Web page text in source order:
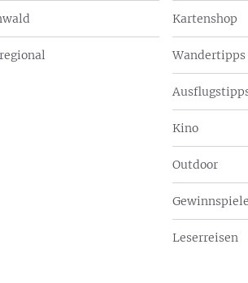
Kartenshop
Wandertipps
Kino
Outdoor
Gewinnspiele
Leserreisen